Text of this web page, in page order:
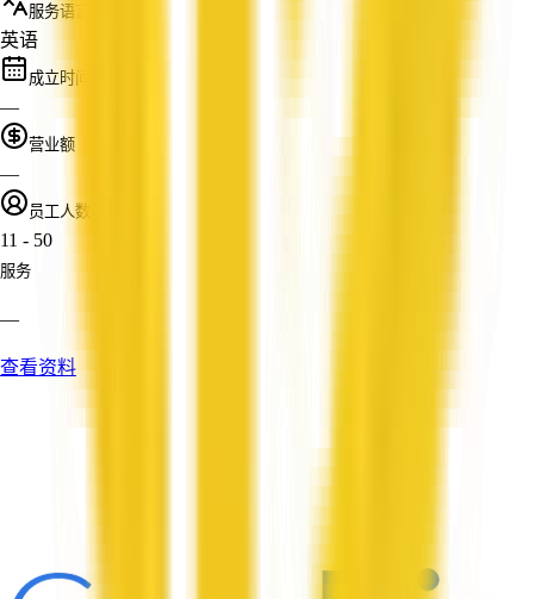
服务语言
英语
成立时间
—
营业额
—
员工人数
11 - 50
服务
—
查看资料